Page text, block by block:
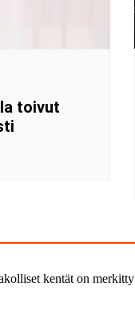
toivut
kentät on merkitty